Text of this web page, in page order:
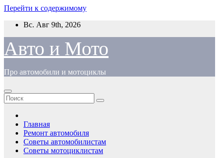
Перейти к содержимому
Вс. Авг 9th, 2026
Авто и Мото
Про автомобили и мотоциклы
Главная
Ремонт автомобиля
Советы автомобилистам
Советы мотоциклистам